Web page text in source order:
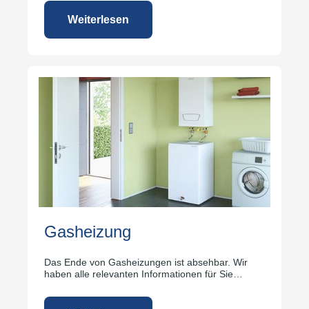
Weiterlesen
Gasheizung
Das Ende von Gasheizungen ist absehbar. Wir
haben alle relevanten Informationen für Sie